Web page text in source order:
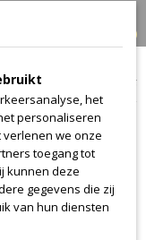
(0)
>collection 1010 1155
het
personaliseren
we onze
toegang tot
kunnen deze
gegevens die zij
van hun diensten